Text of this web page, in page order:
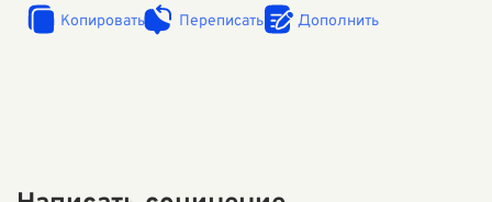
Копировать Переписать Дополнить